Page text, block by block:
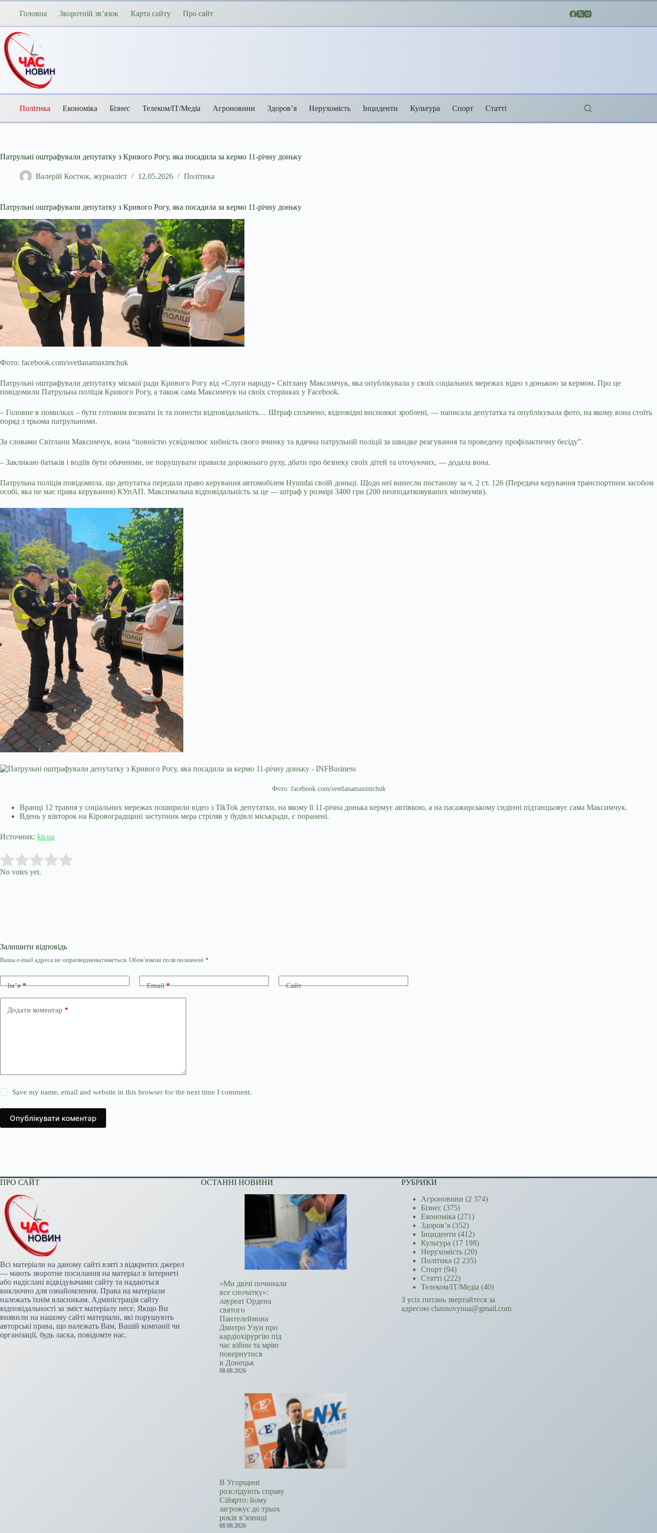
Перейти
Головна Зворотній зв’язок Карта сайту Про сайт
Політика Економіка Бізнес Телеком/ІТ/Медіа Агроновини Здоров’я Нерухомість Інциденти Культура Спорт Статті
Патрульні оштрафували депутатку з Кривого Рогу, яка посадила за кермо 11-річну доньку
Валерій Костюк, журналіст 12.05.2026 Політика
Патрульні оштрафували депутатку з Кривого Рогу, яка посадила за кермо 11-річну доньку
Фото: facebook.com/svetlanamaximchuk
Патрульні оштрафували депутатку міської ради Кривого Рогу від «Слуги народу» Світлану Максимчук, яка опублікувала у своїх соціальних мережах відео з донькою за кермом. Про це
повідомили Патрульна поліція Кривого Рогу, а також сама Максимчук на своїх сторінках у Facebook.
– Головне в помилках – бути готовим визнати їх та понести відповідальність… Штраф сплачено, відповідні висновки зроблені, — написала депутатка та опублікувала фото, на якому вона стоїть
поряд з трьома патрульними.
За словами Світлани Максимчук, вона “повністю усвідомлює хибність свого вчинку та вдячна патрульній поліції за швидке реагування та проведену профілактичну бесіду”.
– Закликаю батьків і водіїв бути обачними, не порушувати правила дорожнього руху, дбати про безпеку своїх дітей та оточуючих, — додала вона.
Патрульна поліція повідомила, що депутатка передала право керування автомобілем Hyundai своїй доньці. Щодо неї винесли постанову за ч. 2 ст. 126 (Передача керування транспортним засобом
особі, яка не має права керування) КУпАП. Максимальна відповідальність за це — штраф у розмірі 3400 грн (200 неоподатковуваних мінімумів).
Фото: facebook.com/svetlanamaximchuk
Вранці 12 травня у соціальних мережах поширили відео з TikTok депутатки, на якому її 11-річна донька кермує автівкою, а на пасажирському сидінні підтанцьовує сама Максимчук.
Вдень у вівторок на Кіровоградщині заступник мера стріляв у будівлі міськради, є поранені.
Источник: kp.ua
Rate this item:
No votes yet.
Залишити відповідь
Ваша e-mail адреса не оприлюднюватиметься. Обов’язкові поля позначені *
Ім’я* Email* Сайт
Додати коментар *
Save my name, email and website in this browser for the next time I comment.
Опублікувати коментар
ПРО САЙТ
Всі матеріали на даному сайті взяті з відкритих джерел
— мають зворотне посилання на матеріал в інтернеті
або надіслані відвідувачами сайту та надаються
виключно для ознайомлення. Права на матеріали
належать їхнім власникам. Адміністрація сайту
відповідальності за зміст матеріалу несе. Якщо Ви
виявили на нашому сайті матеріали, які порушують
авторські права, що належать Вам, Вашій компанії чи
організації, будь ласка, повідомте нас.
ОСТАННІ НОВИНИ
«Ми двічі починали
все спочатку»:
лауреат Ордена
святого
Пантелеймона
Дмитро Узун про
кардіохірургію під
час війни та мрію
повернутися
в Донецьк
08.08.2026
В Угорщині
розслідують справу
Сійярто: йому
загрожує до трьох
років в’язниці
08.08.2026
РУБРИКИ
Агроновини (2 374)
Бізнес (375)
Економіка (271)
Здоров’я (352)
Інциденти (412)
Культура (17 198)
Нерухомість (20)
Політика (2 235)
Спорт (94)
Статті (222)
Телеком/ІТ/Медіа (40)
З усіх питань звертайтеся за
адресою chasnovynua@gmail.com